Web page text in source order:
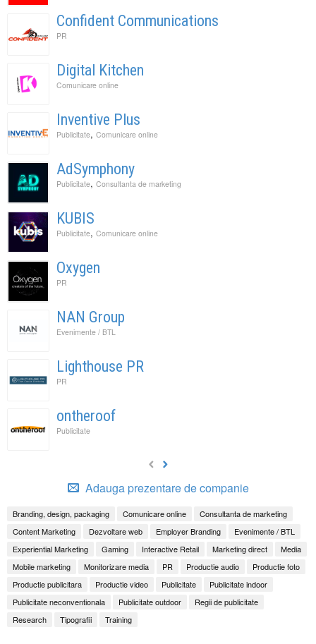
Confident Communications
PR
Digital Kitchen
Comunicare online
Inventive Plus
Publicitate, Comunicare online
AdSymphony
Publicitate, Consultanta de marketing
KUBIS
Publicitate, Comunicare online
Oxygen
PR
NAN Group
Evenimente / BTL
Lighthouse PR
PR
ontheroof
Publicitate
Adauga prezentare de companie
Branding, design, packaging Comunicare online
Consultanta de marketing
Content Marketing
Dezvoltare web Employer Branding
Evenimente / BTL
Experiential Marketing
Gaming Interactive Retail Marketing direct
Media
Mobile marketing
Monitorizare media PR Productie audio
Productie foto
Productie publicitara
Productie video Publicitate
Publicitate indoor
Publicitate neconventionala
Publicitate outdoor
Regii de publicitate
Research
Tipografii Training